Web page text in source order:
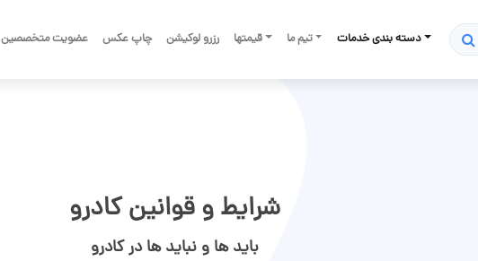
دسته بندی خدمات تیم ما قیمتها رزرو لوکیشن چاپ عکس عضویت متخصصین
شرایط و قوانین کادرو
باید ها و نباید ها در کادرو